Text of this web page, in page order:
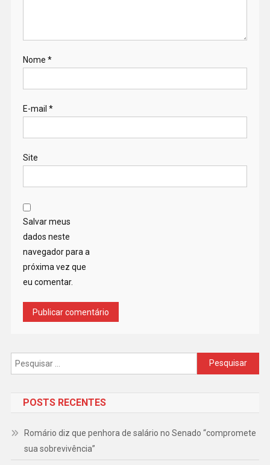
Nome *
E-mail *
Site
Salvar meus
dados neste
navegador para a
próxima vez que
eu comentar.
Pesquisar
por:
POSTS RECENTES
Romário diz que penhora de salário no Senado “compromete
sua sobrevivência”